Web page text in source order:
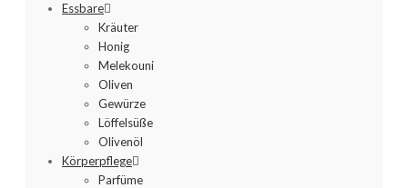
Essbare
Kräuter
Honig
Melekouni
Oliven
Gewürze
Löffelsüße
Olivenöl
Körperpflege
Parfüme